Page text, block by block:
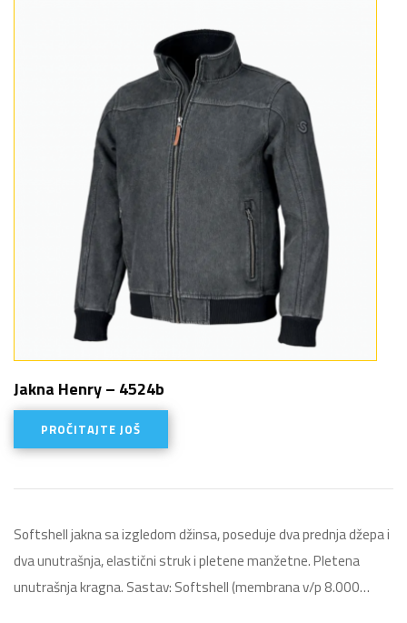
Jakna Henry – 4524b
PROČITAJTE JOŠ
Softshell jakna sa izgledom džinsa, poseduje dva prednja džepa i
dva unutrašnja, elastični struk i pletene manžetne. Pletena
unutrašnja kragna. Sastav: Softshell (membrana v/p 8.000…